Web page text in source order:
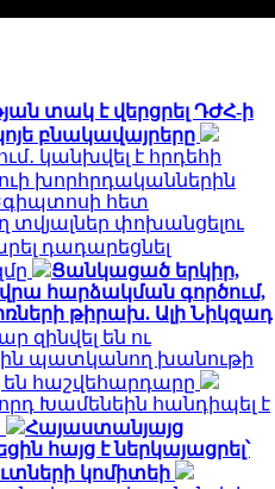
տակ է վերցրել ԴԺՀ-ի
բնակավայրերը
կանխվել է հրդեհի
խորհրդականներին
հետ
տվյալներ փոխանցելու
դադարեցնել
Ցանկացած երկիր,
հարձակման գործում,
թիրախ. Ալի Նիկզադ
զինվել են ու
պատկանող խանութի
են հաշվեհարդարը
Խամենեին հանդիպել է
Հայաստանյայց
հայց է ներկայացրել՝
կոմիտեի